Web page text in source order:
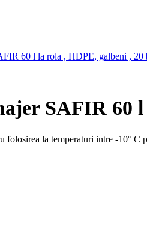
SAFIR 60
la temperaturi intre -10° C